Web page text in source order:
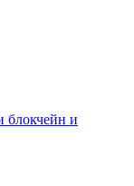
блокчейн и